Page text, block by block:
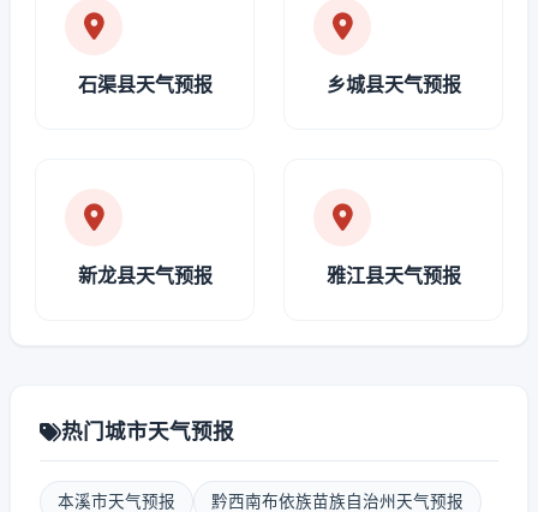
石渠县天气预报 乡城县天气预报
新龙县天气预报 雅江县天气预报
热门城市天气预报
本溪市天气预报 黔西南布依族苗族自治州天气预报